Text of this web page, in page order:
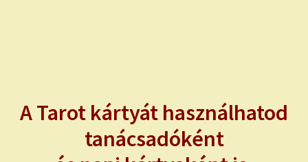
SZÓ-KÉP KÁRTYÁK
A Tarot kártyát használhatod
tanácsadóként